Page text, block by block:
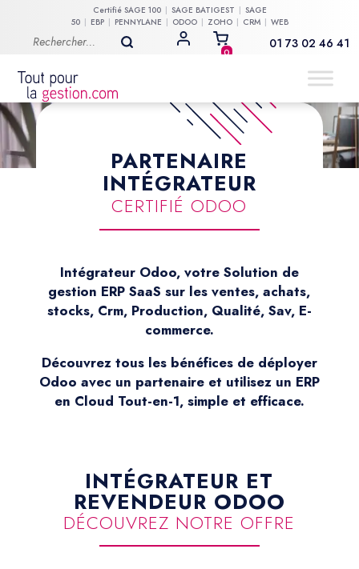
Certifié SAGE 100 SAGE BATIGEST
SAGE
50
EBP PENNYLANE ODOO ZOHO CRM WEB
MON COMPTE
0
01 73 02 46 41
PARTENAIRE
INTÉGRATEUR
CERTIFIÉ ODOO
Intégrateur Odoo, votre Solution de
gestion ERP SaaS sur les ventes, achats,
stocks, Crm, Production, Qualité, Sav, E-
commerce.
Découvrez tous les bénéfices de déployer
Odoo avec un partenaire et utilisez un ERP
en Cloud Tout-en-1, simple et efficace.
INTÉGRATEUR ET
REVENDEUR ODOO
DÉCOUVREZ NOTRE OFFRE